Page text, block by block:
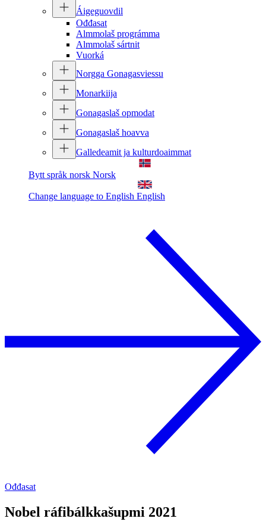
Áigeguovdil
Ođđasat
Almmolaš prográmma
Almmolaš sártnit
Vuorká
Norgga Gonagasviessu
Monarkiija
Gonagaslaš opmodat
Gonagaslaš hoavva
Galledeamit ja kulturdoaimmat
Bytt språk norsk Norsk
Change language to English English
Ođđasat
Nobel ráfibálkkašupmi 2021